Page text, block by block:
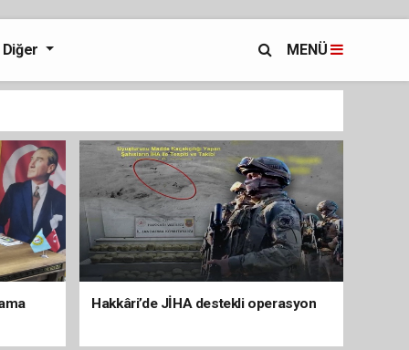
Diğer MENÜ
Hakkâri’de JİHA destekli operasyon